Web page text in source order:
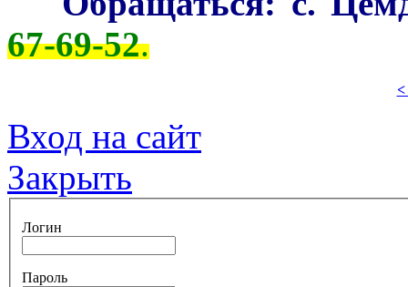
67-69-52.
Вход на сайт
Закрыть
Логин
Пароль